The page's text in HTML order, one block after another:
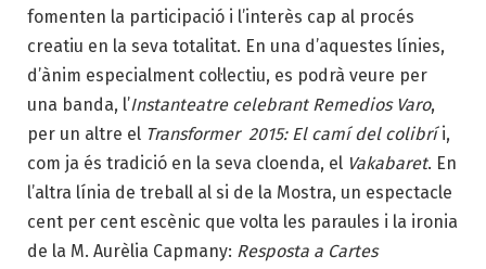
fomenten la participació i l’interès cap al procés
creatiu en la seva totalitat. En una d’aquestes línies,
d’ànim especialment col·lectiu, es podrà veure per
una banda, l’Instanteatre celebrant Remedios Varo,
per un altre el Transformer 2015: El camí del colibríi,
com ja és tradició en la seva cloenda, el Vakabaret. En
l’altra línia de treball al si de la Mostra, un espectacle
cent per cent escènic que volta les paraules i la ironia
de la M. Aurèlia Capmany: Resposta a Cartes